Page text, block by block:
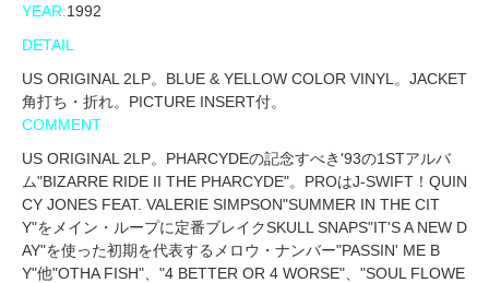
YEAR:1992
DETAIL
US ORIGINAL 2LP。BLUE & YELLOW COLOR VINYL。JACKET
角打ち・折れ。PICTURE INSERT付。
COMMENT
US ORIGINAL 2LP。PHARCYDEの記念すべき'93の1STアルバ
ム"BIZARRE RIDE II THE PHARCYDE"。PROはJ-SWIFT！QUIN
CY JONES FEAT. VALERIE SIMPSON"SUMMER IN THE CIT
Y"をメイン・ループに定番ブレイクSKULL SNAPS"IT'S A NEW D
AY"を使った初期を代表するメロウ・ナンバー"PASSIN' ME B
Y"他"OTHA FISH"、"4 BETTER OR 4 WORSE"、"SOUL FLOWE